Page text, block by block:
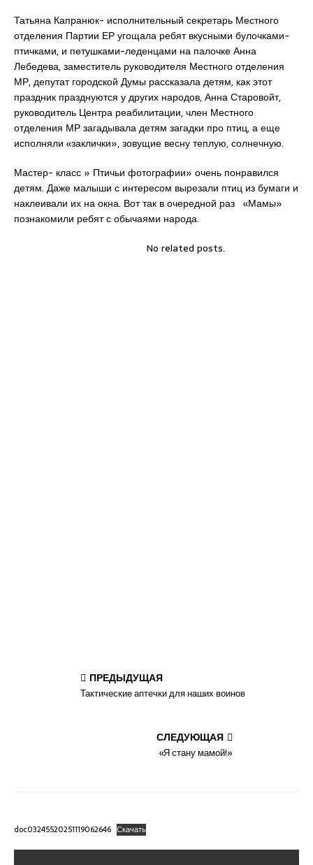
Татьяна Капранюк- исполнительный секретарь Местного
отделения Партии ЕР угощала ребят вкусными булочками-
птичками, и петушками-леденцами на палочке Анна
Лебедева, заместитель руководителя Местного отделения
МР, депутат городской Думы рассказала детям, как этот
праздник празднуются у других народов, Анна Старовойт,
руководитель Центра реабилитации, член Местного
отделения МР загадывала детям загадки про птиц, а еще
исполняли «заклички», зовущие весну теплую, солнечную.
Мастер- класс » Птичьи фотографии» очень понравился
детям. Даже малыши с интересом вырезали птиц из бумаги и
наклеивали их на окна. Вот так в очередной раз «Мамы»
познакомили ребят с обычаями народа.
No related posts.
ПРЕДЫДУЩАЯ
Тактические аптечки для наших воинов
СЛЕДУЮЩАЯ
«Я стану мамой!»
doc03245520251119062646 Скачать